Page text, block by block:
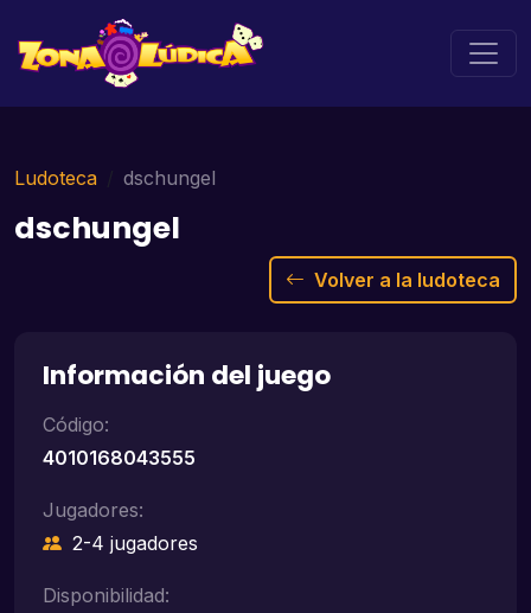
Ludoteca dschungel
dschungel
Volver a la ludoteca
Información del juego
Código:
4010168043555
Jugadores:
2-4 jugadores
Disponibilidad: